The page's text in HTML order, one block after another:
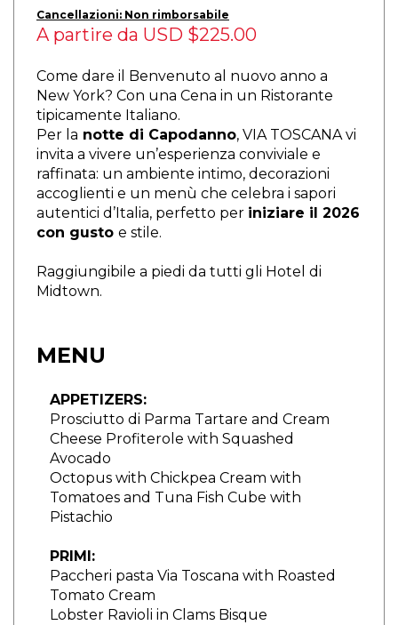
Cancellazioni: Non rimborsabile
A partire da USD $225.00
Come dare il Benvenuto al nuovo anno a
New York? Con una Cena in un Ristorante
tipicamente Italiano.
Per la notte di Capodanno, VIA TOSCANA vi
invita a vivere un’esperienza conviviale e
raffinata: un ambiente intimo, decorazioni
accoglienti e un menù che celebra i sapori
autentici d’Italia, perfetto per iniziare il 2026
con gusto e stile.
Raggiungibile a piedi da tutti gli Hotel di
Midtown.
MENU
APPETIZERS:
Prosciutto di Parma Tartare and Cream
Cheese Profiterole with Squashed
Avocado
Octopus with Chickpea Cream with
Tomatoes and Tuna Fish Cube with
Pistachio
PRIMI:
Paccheri pasta Via Toscana with Roasted
Tomato Cream
Lobster Ravioli in Clams Bisque